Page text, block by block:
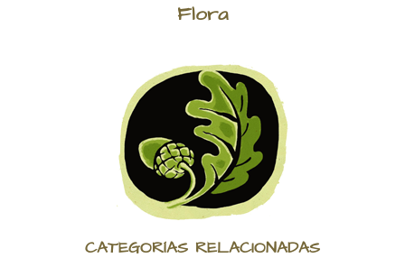
Flora
CATEGORÍAS RELACIONADAS